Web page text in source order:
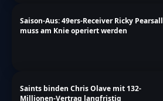
Saison-Aus: 49ers-Receiver Ricky Pearsall
muss am Knie operiert werden
Saints binden Chris Olave mit 132-
Millionen-Vertrag langfristig